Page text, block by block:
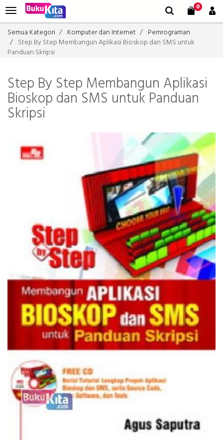
0
Semua Kategori Komputer dan Internet
Pemrograman
Step By Step Membangun Aplikasi Bioskop dan SMS untuk
Panduan Skripsi
Step By Step Membangun Aplikasi
Bioskop dan SMS untuk Panduan
Skripsi